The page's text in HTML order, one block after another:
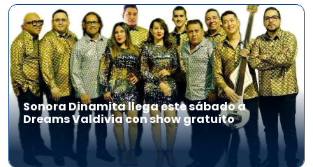
Sonora Dinamita llega este sábado a
Dreams Valdivia con show gratuito